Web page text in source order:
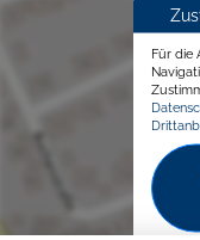
Für die